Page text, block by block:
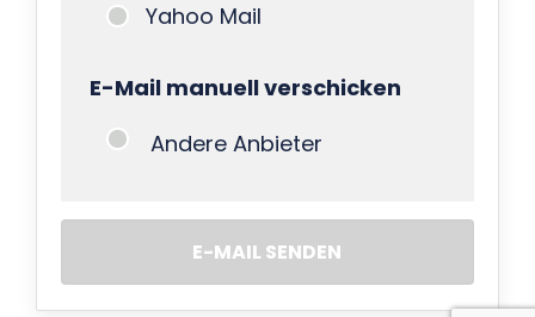
Yahoo Mail
E-Mail manuell verschicken
Andere Anbieter
E-MAIL SENDEN